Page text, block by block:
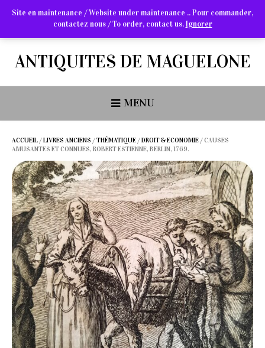
Arts Graphiques & Livres Anciens
ANTIQUITES DE MAGUELONE
MENU
ACCUEIL /LIVRES ANCIENS /THÉMATIQUE /DROIT & ECONOMIE / CAUSES
AMUSANTES ET CONNUES, ROBERT ESTIENNE, BERLIN, 1769.
Site en maintenance / Website under maintenance .. Pour commander,
contactez nous / To order, contact us.Ignorer